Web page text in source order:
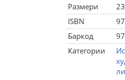
Размери
ISBN
Баркод
Категории